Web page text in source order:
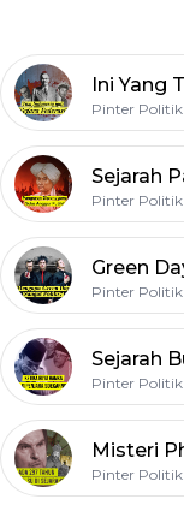
Pinter Politik
Pinter Politik
Pinter Politik
Pinter Politik
Pinter Politik